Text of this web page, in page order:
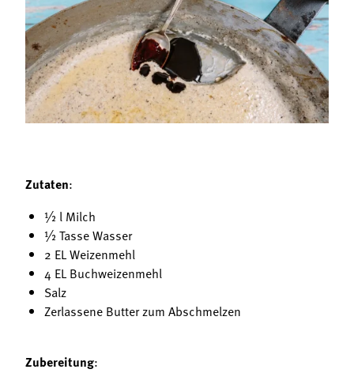
Mitgliedschaft
Landessekretariat
Bäuerliche Buffets
Hofgeschichten
Zutaten:
½ l Milch
½ Tasse Wasser
2 EL Weizenmehl
4 EL Buchweizenmehl
Salz
Zerlassene Butter zum Abschmelzen
Zubereitung: